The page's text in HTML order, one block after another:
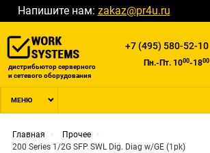
Напишите нам: zakaz@pr4u.ru
дистрибьютор серверного
и сетевого оборудования
+7 (495) 580-52-10
Пн.-Пт. 1000-1800
МЕНЮ
Главная
Прочее
200 Series 1/2G SFP SWL Dig. Diag w/GE (1pk)